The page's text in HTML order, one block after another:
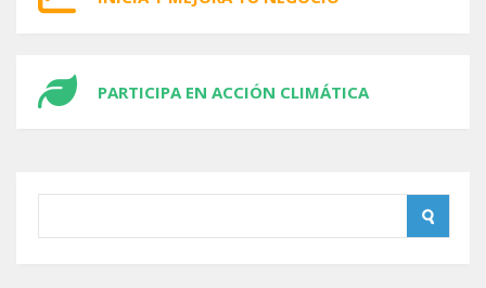
PARTICIPA EN ACCIÓN CLIMÁTICA